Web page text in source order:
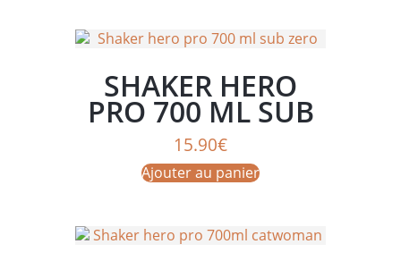
SHAKER HERO
PRO 700 ML SUB
ZERO
15.90€
Ajouter au panier